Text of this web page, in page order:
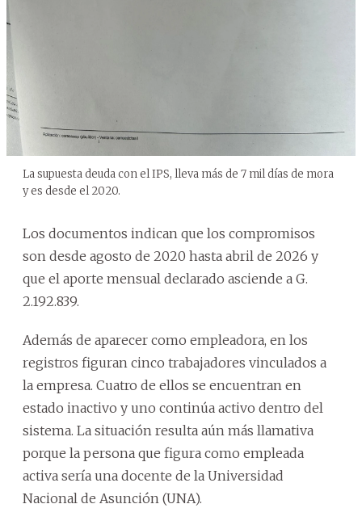
La supuesta deuda con el IPS, lleva más de 7 mil días de mora
y es desde el 2020.
Los documentos indican que los compromisos
son desde agosto de 2020 hasta abril de 2026 y
que el aporte mensual declarado asciende a G.
2.192.839.
Además de aparecer como empleadora, en los
registros figuran cinco trabajadores vinculados a
la empresa. Cuatro de ellos se encuentran en
estado inactivo y uno continúa activo dentro del
sistema. La situación resulta aún más llamativa
porque la persona que figura como empleada
activa sería una docente de la Universidad
Nacional de Asunción (UNA).